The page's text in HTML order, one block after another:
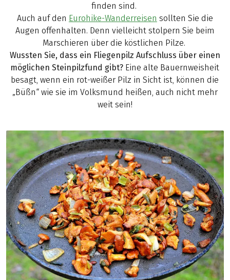
finden sind.
Auch auf den Eurohike-Wanderreisen sollten Sie die
Augen offenhalten. Denn vielleicht stolpern Sie beim
Marschieren über die köstlichen Pilze.
Wussten Sie, dass ein Fliegenpilz Aufschluss über einen
möglichen Steinpilzfund gibt? Eine alte Bauernweisheit
besagt, wenn ein rot-weißer Pilz in Sicht ist, können die
„Büßn“ wie sie im Volksmund heißen, auch nicht mehr
weit sein!